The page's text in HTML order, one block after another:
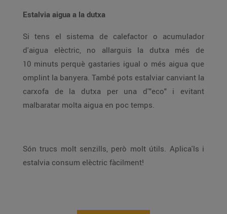
Estalvia aigua a la dutxa
Si tens el sistema de calefactor o acumulador
d'aigua elèctric, no allarguis la dutxa més de
10 minuts perquè gastaries igual o més aigua que
omplint la banyera. També pots estalviar canviant la
carxofa de la dutxa per una d'"eco" i evitant
malbaratar molta aigua en poc temps.
Són trucs molt senzills, però molt útils. Aplica'ls i
estalvia consum elèctric fàcilment!